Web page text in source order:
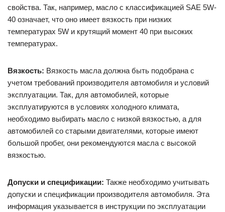
свойства. Так, например, масло с классификацией SAE 5W-
40 означает, что оно имеет вязкость при низких
температурах 5W и крутящий момент 40 при высоких
температурах.
Вязкость: Вязкость масла должна быть подобрана с
учетом требований производителя автомобиля и условий
эксплуатации. Так, для автомобилей, которые
эксплуатируются в условиях холодного климата,
необходимо выбирать масло с низкой вязкостью, а для
автомобилей со старыми двигателями, которые имеют
большой пробег, они рекомендуются масла с высокой
вязкостью.
Допуски и спецификации: Также необходимо учитывать
допуски и спецификации производителя автомобиля. Эта
информация указывается в инструкции по эксплуатации